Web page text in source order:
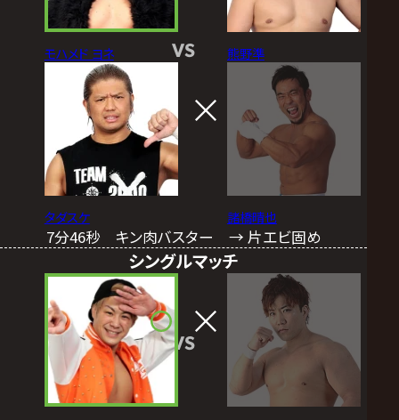
モハメド ヨネ
タダスケ
VS 熊野準
諸橋晴也
7分46秒 キン肉バスター → 片エビ固め
シングルマッチ
VS